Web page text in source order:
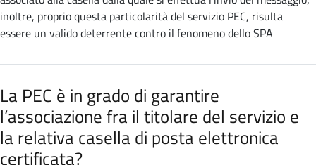
casella
di
elettronica?
di
individuare
modo
la
provenienza
del
messaggio?
inoltre, proprio questa particolarità del servizio PEC, risulta
essere un valido deterrente contro il fenomeno dello SPA
La PEC è in grado di garantire
l’associazione fra il titolare del servizio e
la relativa casella di posta elettronica
certificata?